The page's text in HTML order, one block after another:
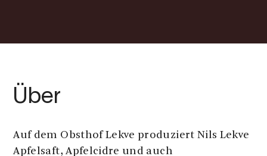
Über
Auf dem Obsthof Lekve produziert Nils Lekve
Apfelsaft, Apfelcidre und auch